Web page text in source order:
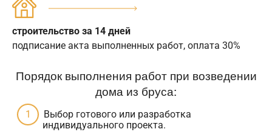
строительство за 14 дней
подписание акта выполненных работ, оплата 30%
Порядок выполнения работ при возведении
дома из бруса:
Выбор готового или разработка
индивидуального проекта.